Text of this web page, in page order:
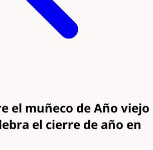
el muñeco de Año viejo
el cierre de año en